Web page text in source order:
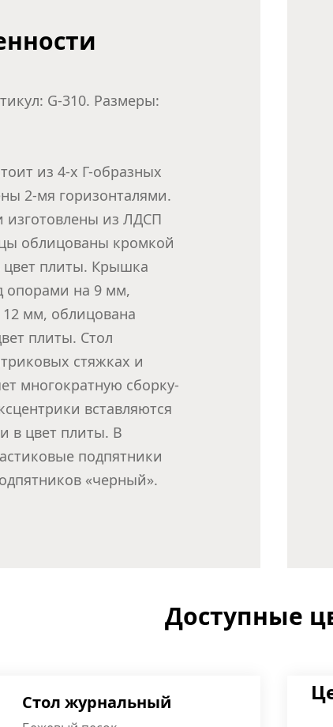
G-310. Размеры:
из 4-х Г-образных
2-мя горизонталями.
изготовлены из ЛДСП
облицованы кромкой
плиты. Крышка
опорами на 9 мм,
мм, облицована
плиты. Стол
стяжках и
многократную сборку-
вставляются
в цвет плиты. В
подпятники
«черный».
Доступные
Стол журнальный